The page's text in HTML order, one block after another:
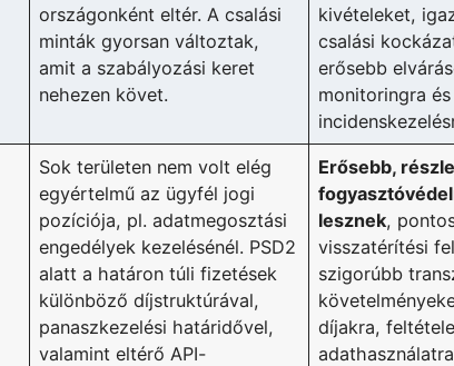
országonként eltér. A csalási
minták gyorsan változtak,
amit a szabályozási keret
nehezen követ.
kivételeket,
csalási
erősebb
monitoringra és
Sok területen nem volt elég
egyértelmű az ügyfél jogi
pozíciója, pl. adatmegosztási
engedélyek kezelésénél. PSD2
alatt a határon túli fizetések
különböző díjstruktúrával,
panaszkezelési határidővel,
valamint eltérő API-
Erősebb,
lesznek,
visszatérítési
szigorúbb
díjakra,